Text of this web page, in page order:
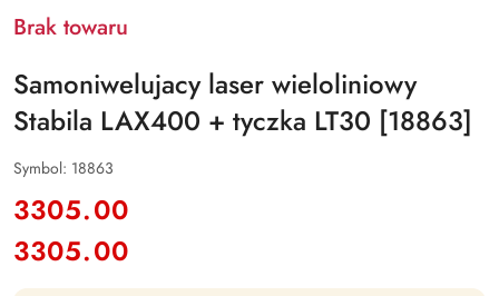
Brak towaru
Samoniwelujacy laser wieloliniowy
Stabila LAX400 + tyczka LT30 [18863]
Symbol: 18863
cena:
3305.00
Cena:
3305.00